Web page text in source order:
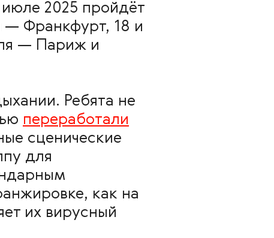
2025 пройдёт
— Франкфурт, 18 и
— Париж и
Ребята не
переработали
сценические
для
как на
их вирусный